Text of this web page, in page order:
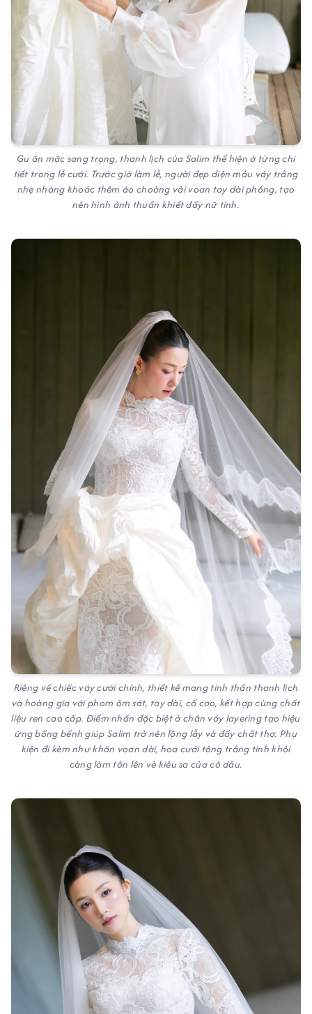
Gu ăn mặc sang trọng, thanh lịch của Salim thể hiện ở từng chi
tiết trong lễ cưới. Trước giờ làm lễ, người đẹp diện mẫu váy trắng
nhẹ nhàng khoác thêm áo choàng vải voan tay dài phồng, tạo
nên hình ảnh thuần khiết đầy nữ tính.
Riêng về chiếc váy cưới chính, thiết kế mang tinh thần thanh lịch
và hoàng gia với phom ôm sát, tay dài, cổ cao, kết hợp cùng chất
liệu ren cao cấp. Điểm nhấn đặc biệt ở chân váy layering tạo hiệu
ứng bồng bềnh giúp Salim trở nên lộng lẫy và đầy chất thơ. Phụ
kiện đi kèm như khăn voan dài, hoa cưới tông trắng tinh khôi
càng làm tôn lên vẻ kiêu sa của cô dâu.